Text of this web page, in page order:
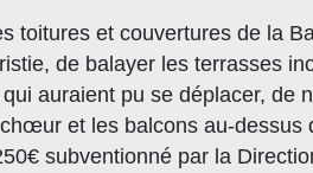
toitures et couvertures de la
de balayer les terrasses
auraient pu se déplacer, de
et les balcons au-dessus
subventionné par la